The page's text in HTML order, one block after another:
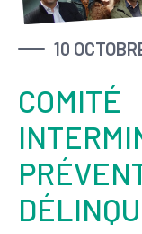
10
COMITÉ